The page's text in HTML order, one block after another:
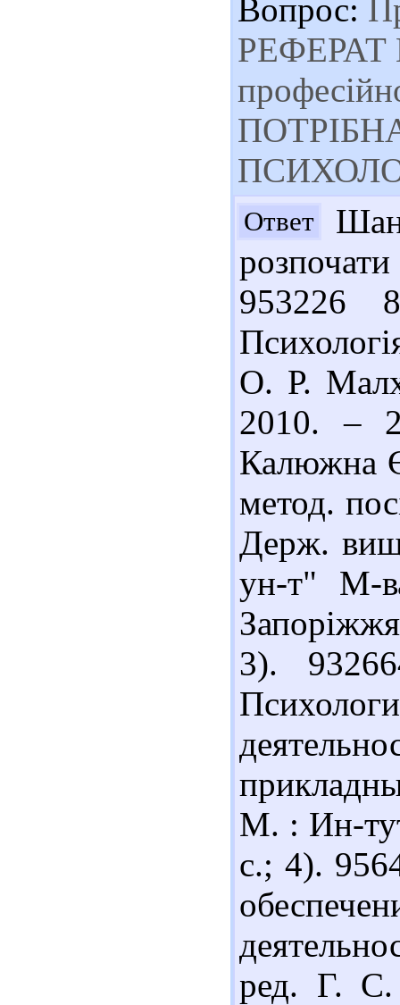
Вопрос:
РЕФЕРАТ
Ответ
953226
О. Р.
2010. –
Калюжна
метод.
Держ.
ун-т" М-
3).
М. : Ин-
с.; 4).
ред. Г.